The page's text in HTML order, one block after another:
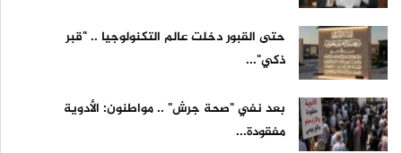
حتى القبور دخلت عالم التكنولوجيا .. "قبر
ذكي"...
بعد نفي "صحة جرش" .. مواطنون: الأدوية
مفقودة...